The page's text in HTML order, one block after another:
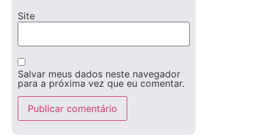
Site
Salvar meus dados neste navegador
para a próxima vez que eu comentar.